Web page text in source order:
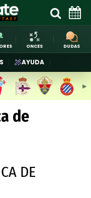
ONCES DUDAS
AYUDA
▶︎
de
DE